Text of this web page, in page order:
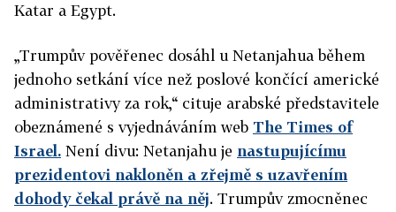
Katar a Egypt.
„Trumpův pověřenec dosáhl u Netanjahua během
jednoho setkání více než poslové končící americké
administrativy za rok,“ cituje arabské představitele
obeznámené s vyjednáváním web The Times of
Israel. Není divu: Netanjahu je nastupujícímu
prezidentovi nakloněn a zřejmě s uzavřením
dohody čekal právě na něj. Trumpův zmocněnec